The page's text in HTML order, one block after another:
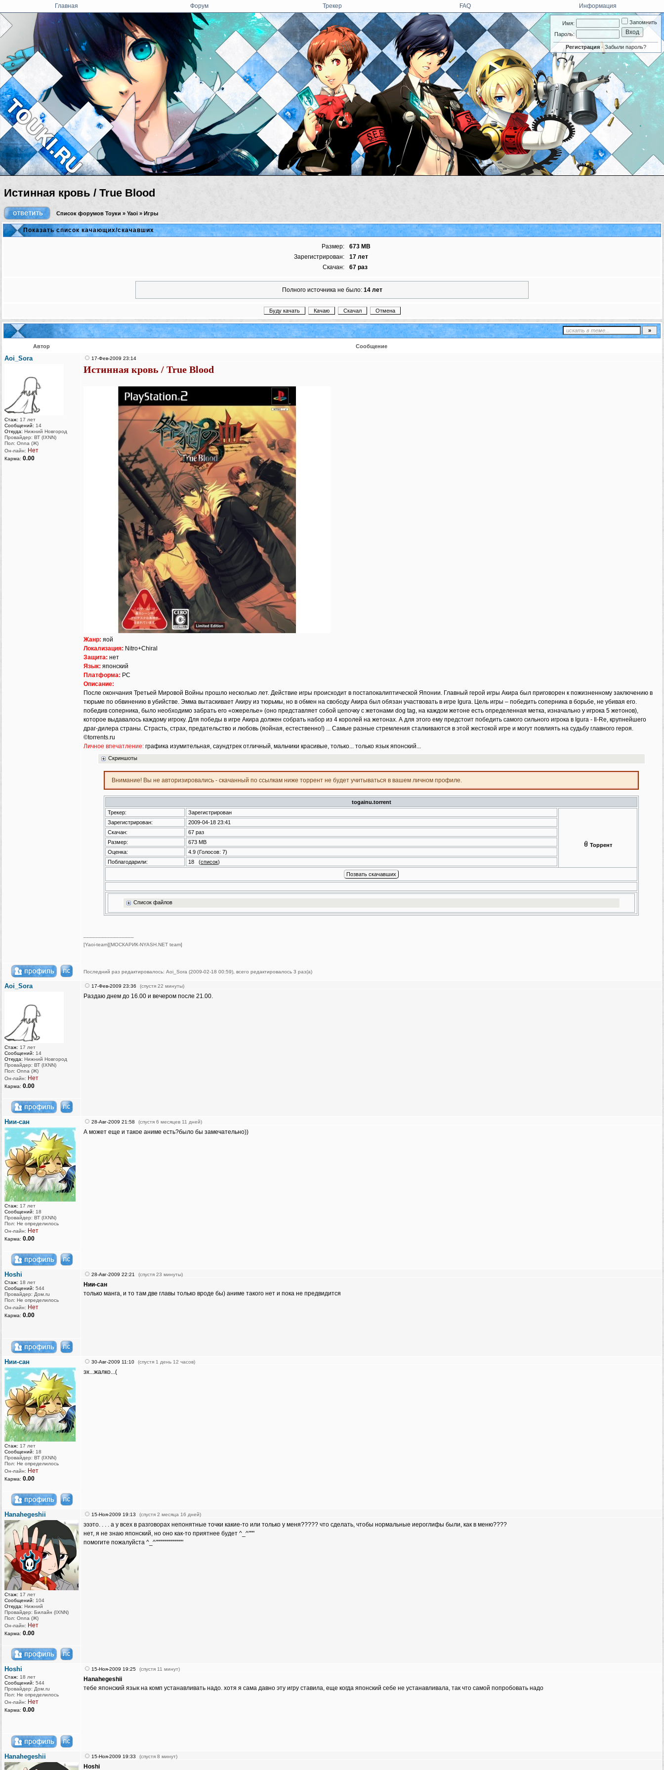
Имя:
Пароль:
Запомнить
Регистрация·Забыли пароль?
Главная Форум Трекер FAQ Информация
Истинная кровь / True Blood
Список форумов Тоуки » Yaoi » Игры
Показать список качающих/скачавших
Размер:
673 MB
Зарегистрирован:
17 лет
Скачан:
67 раз
Полного источника не было: 14 лет
Автор Сообщение
Aoi_Sora
Стаж: 17 лет
Сообщений: 14
Откуда: Нижний Новгород
Провайдер: ВТ (IXNN)
Пол: Onna (Ж)
Он-лайн: Нет
Карма: 0.00
17-Фев-2009 23:14
Истинная кровь / True Blood
Жанр: яой
Локализация: Nitro+Сhiral
Защита: нет
Язык: японский
Платформа: PC
Описание:
После окончания Третьей Мировой Войны прошло несколько лет. Действие игры происходит в постапокалиптической Японии. Главный герой игры Акира был приговорен к пожизненному заключению в
тюрьме по обвинению в убийстве. Эмма вытаскивает Акиру из тюрьмы, но в обмен на свободу Акира был обязан участвовать в игре Igura. Цель игры – победить соперника в борьбе, не убивая его.
победив соперника, было необходимо забрать его «ожерелье» (оно представляет собой цепочку с жетонами dog tag, на каждом жетоне есть определенная метка, изначально у игрока 5 жетонов),
которое выдавалось каждому игроку. Для победы в игре Акира должен собрать набор из 4 королей на жетонах. А для этого ему предстоит победить самого сильного игрока в Igura - Il-Re, крупнейшего
драг-дилера страны. Страсть, страх, предательство и любовь (яойная, естественно!) ... Самые разные стремления сталкиваются в этой жестокой игре и могут повлиять на судьбу главного героя.
©torrents.ru
Личное впечатление: графика изумительная, саундтрек отличный, мальчики красивые, только... только язык японский...
Скриншоты
Внимание! Вы не авторизировались - скачанный по ссылкам ниже торрент не будет учитываться в вашем личном профиле.
togainu.torrent
Трекер:
Зарегистрирован
Торрент
Зарегистрирован:
2009-04-18 23:41
Скачан:
67 раз
Размер:
673 MB
Оценка:
4.9 (Голосов: 7)
Поблагодарили:
18 (список)
Список файлов
[Yaoi-team][МОСКАРИК-NYASH.NET team]
Последний раз редактировалось: Aoi_Sora (2009-02-18 00:59), всего редактировалось 3 раз(а)
Aoi_Sora
Стаж: 17 лет
Сообщений: 14
Откуда: Нижний Новгород
Провайдер: ВТ (IXNN)
Пол: Onna (Ж)
Он-лайн: Нет
Карма: 0.00
17-Фев-2009 23:36 (спустя 22 минуты)
Раздаю днем до 16.00 и вечером после 21.00.
Нии-сан
Стаж: 17 лет
Сообщений: 18
Провайдер: ВТ (IXNN)
Пол: Не определилось
Он-лайн: Нет
Карма: 0.00
28-Авг-2009 21:58 (спустя 6 месяцев 11 дней)
А может еще и такое аниме есть?было бы замечательно))
Hoshi
Стаж: 18 лет
Сообщений: 544
Провайдер: Дом.ru
Пол: Не определилось
Он-лайн: Нет
Карма: 0.00
28-Авг-2009 22:21 (спустя 23 минуты)
Нии-сан
только манга, и то там две главы только вроде бы) аниме такого нет и пока не предвидится
Нии-сан
Стаж: 17 лет
Сообщений: 18
Провайдер: ВТ (IXNN)
Пол: Не определилось
Он-лайн: Нет
Карма: 0.00
30-Авг-2009 11:10 (спустя 1 день 12 часов)
эх...жалко...(
Hanahegeshii
Стаж: 17 лет
Сообщений: 104
Откуда: Нижний
Провайдер: Билайн (IXNN)
Пол: Onna (Ж)
Он-лайн: Нет
Карма: 0.00
15-Ноя-2009 19:13 (спустя 2 месяца 16 дней)
эээто. . . . а у всех в разговорах непонятные точки какие-то или только у меня????? что сделать, чтобы нормальные иероглифы были, как в меню????
нет, я не знаю японский, но оно как-то приятнее будет ^_^"""
помогите пожалуйста ^_^""""""""""""""
Hoshi
Стаж: 18 лет
Сообщений: 544
Провайдер: Дом.ru
Пол: Не определилось
Он-лайн: Нет
Карма: 0.00
15-Ноя-2009 19:25 (спустя 11 минут)
Hanahegeshii
тебе японский язык на комп устанавливать надо. хотя я сама давно эту игру ставила, еще когда японский себе не устанавливала, так что самой попробовать надо
Hanahegeshii 15-Ноя-2009 19:33 (спустя 8 минут)
Hoshi